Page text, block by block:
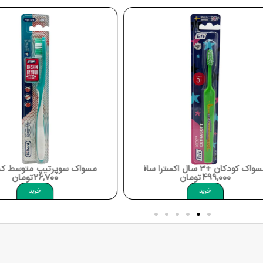
تومان
مسواک سوپرتیپ متوسط کد 917 برند های دنت Hi Dent Toothbrush Supertip Medium
تومان